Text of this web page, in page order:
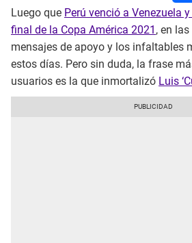
Luego que Perú venció a Venezuela
final de la Copa América 2021 , en las
mensajes de apoyo y los infaltables
estos días. Pero sin duda, la frase
usuarios es la que inmortalizó Luis